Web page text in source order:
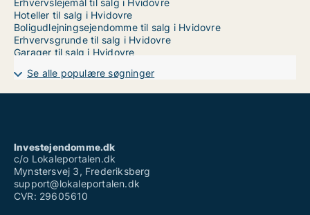
Erhvervslejemål til salg i Hvidovre
Hoteller til salg i Hvidovre
Boligudlejningsejendomme til salg i Hvidovre
Erhvervsgrunde til salg i Hvidovre
Garager til salg i Hvidovre
Se alle populære søgninger
Investejendomme.dk
c/o Lokaleportalen.dk
Mynstersvej 3, Frederiksberg
support@lokaleportalen.dk
CVR: 29605610